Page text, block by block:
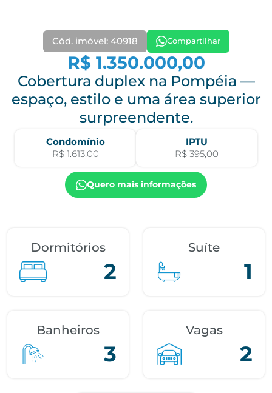
Cód. imóvel: 40918 Compartilhar
R$ 1.350.000,00
Cobertura duplex na Pompéia —
espaço, estilo e uma área superior
surpreendente.
Condomínio
R$ 1.613,00
IPTU
R$ 395,00
Quero mais informações
Dormitórios
2
Suíte
1
Banheiros
3
Vagas
2